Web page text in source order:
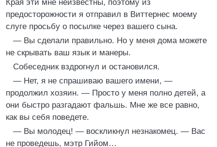
Края эти мне неизвестны, поэтому из
предосторожности я отправил в Виттернес моему
слуге просьбу о посылке через вашего сына.
— Вы сделали правильно. Но у меня дома можете
не скрывать ваш язык и манеры.
Собеседник вздрогнул и остановился.
— Нет, я не спрашиваю вашего имени, —
продолжил хозяин. — Просто у меня полно детей, а
они быстро разгадают фальшь. Мне же все равно,
как вы себя поведете.
— Вы молодец! — воскликнул незнакомец. — Вас
не проведешь, мэтр Гийом…